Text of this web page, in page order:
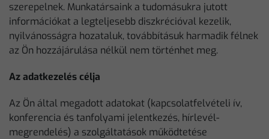
szerepelnek. Munkatársaink a tudomásukra jutott
információkat a legteljesebb diszkrécióval kezelik,
nyilvánosságra hozataluk, továbbításuk harmadik félnek
az Ön hozzájárulása nélkül nem történhet meg.
Az adatkezelés célja
Az Ön által megadott adatokat (kapcsolatfelvételi ív,
konferencia és tanfolyami jelentkezés, hírlevél-
megrendelés) a szolgáltatások működtetése